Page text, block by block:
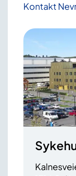
Kontakt